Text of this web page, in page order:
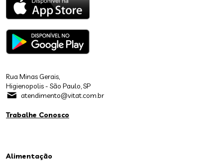
Rua Minas Gerais,
Higienopolis - São Paulo, SP
atendimento@vitat.com.br
Trabalhe Conosco
Alimentação